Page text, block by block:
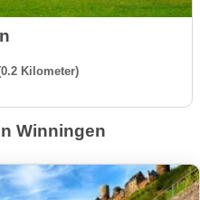
Kilometer)
Winningen